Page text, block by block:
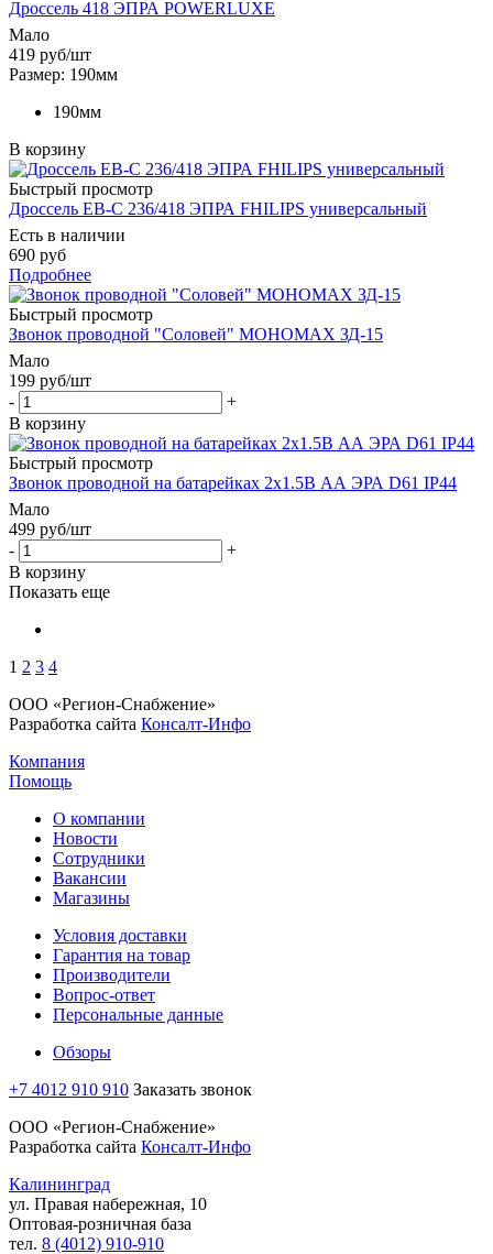
Дроссель 418 ЭПРА POWERLUXE
Мало
419 руб/шт
Размер: 190мм
190мм
В корзину
Быстрый просмотр
Дроссель EB-C 236/418 ЭПРА FHILIPS универсальный
Есть в наличии
690 руб
Подробнее
Быстрый просмотр
Звонок проводной "Соловей" МОНОМАХ ЗД-15
Мало
199 руб/шт
-
+
В корзину
Быстрый просмотр
Звонок проводной на батарейках 2х1.5В АА ЭРА D61 IP44
Мало
499 руб/шт
-
+
В корзину
Показать еще
1 2 3 4
ООО «Регион-Снабжение»
Разработка сайта Консалт-Инфо
Компания
Помощь
О компании
Новости
Сотрудники
Вакансии
Магазины
Условия доставки
Гарантия на товар
Производители
Вопрос-ответ
Персональные данные
Обзоры
+7 4012 910 910 Заказать звонок
ООО «Регион-Снабжение»
Разработка сайта Консалт-Инфо
Калининград
ул. Правая набережная, 10
Оптовая-розничная база
тел. 8 (4012) 910-910